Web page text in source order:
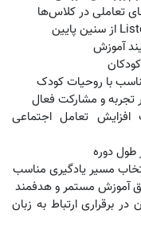
تعاملی در کلاس‌ها
آموزش
با روحیات کودک
تجربه و مشارکت فعال
تعامل اجتماعی
طول دوره
مسیر یادگیری مناسب
آموزش مستمر و هدفمند
برقراری ارتباط به زبان